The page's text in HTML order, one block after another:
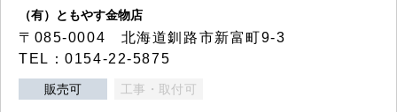
（有）ともやす金物店
〒085-0004 北海道釧路市新富町9-3
TEL：0154-22-5875
販売可 工事・取付可